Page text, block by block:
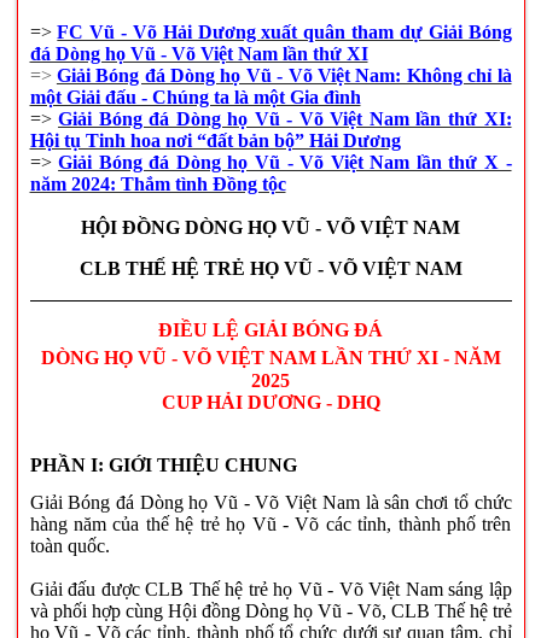
=>FC Vũ - Võ Hải Dương xuất quân tham dự Giải Bóng
đá Dòng họ Vũ - Võ Việt Nam lần thứ XI
=> Giải Bóng đá Dòng họ Vũ - Võ Việt Nam: Không chỉ là
một Giải đấu - Chúng ta là một Gia đình
=>Giải Bóng đá Dòng họ Vũ - Võ Việt Nam lần thứ XI:
Hội tụ Tinh hoa nơi “đất bản bộ” Hải Dương
=>Giải Bóng đá Dòng họ Vũ - Võ Việt Nam lần thứ X -
năm 2024: Thắm tình Đồng tộc
HỘI ĐỒNG DÒNG HỌ VŨ - VÕ VIỆT NAM
CLB THẾ HỆ TRẺ HỌ VŨ - VÕ VIỆT NAM
ĐIỀU LỆ GIẢI BÓNG ĐÁ
DÒNG HỌ VŨ - VÕ VIỆT NAM LẦN THỨ XI - NĂM
2025
CUP HẢI DƯƠNG - DHQ
PHẦN I: GIỚI THIỆU CHUNG
Giải Bóng đá Dòng họ Vũ - Võ Việt Nam là sân chơi tổ chức
hàng năm của thế hệ trẻ họ Vũ - Võ các tỉnh, thành phố trên
toàn quốc.
Giải đấu được CLB Thế hệ trẻ họ Vũ - Võ Việt Nam sáng lập
và phối hợp cùng Hội đồng Dòng họ Vũ - Võ, CLB Thế hệ trẻ
họ Vũ - Võ các tỉnh, thành phố tổ chức dưới sự quan tâm, chỉ